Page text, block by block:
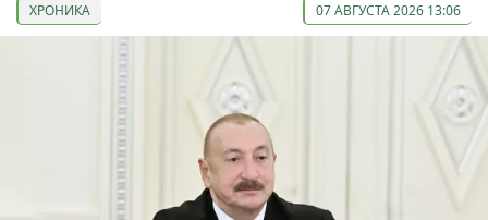
ХРОНИКА 07 АВГУСТА 2026 13:06